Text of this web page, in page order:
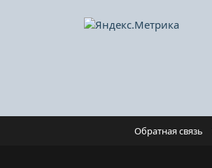
Обратная связь